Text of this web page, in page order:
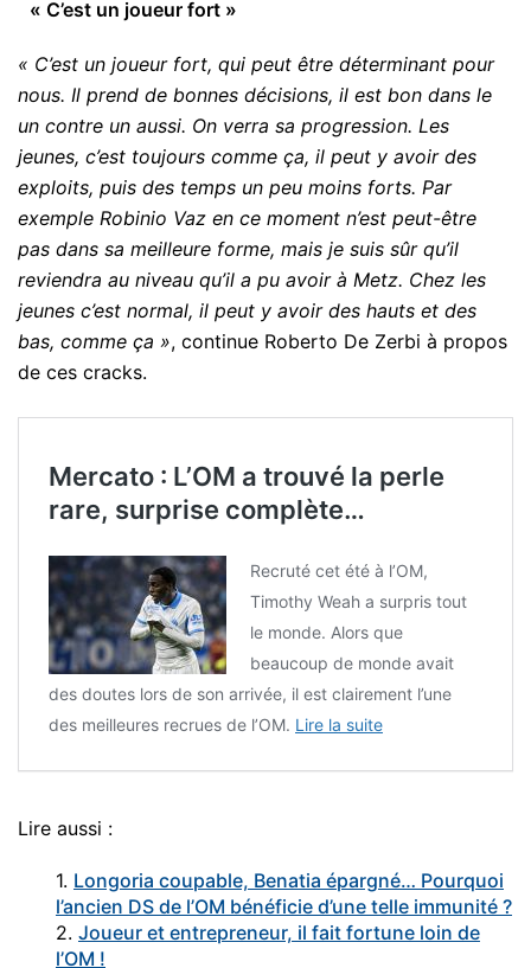
« C’est un joueur fort »
« C’est un joueur fort, qui peut être déterminant pour
nous. Il prend de bonnes décisions, il est bon dans le
un contre un aussi. On verra sa progression. Les
jeunes, c’est toujours comme ça, il peut y avoir des
exploits, puis des temps un peu moins forts. Par
exemple Robinio Vaz en ce moment n’est peut-être
pas dans sa meilleure forme, mais je suis sûr qu’il
reviendra au niveau qu’il a pu avoir à Metz. Chez les
jeunes c’est normal, il peut y avoir des hauts et des
bas, comme ça », continue Roberto De Zerbi à propos
de ces cracks.
Mercato : L’OM a trouvé la perle
rare, surprise complète…
Recruté cet été à l’OM,
Timothy Weah a surpris tout
le monde. Alors que
beaucoup de monde avait
des doutes lors de son arrivée, il est clairement l’une
des meilleures recrues de l’OM. Lire la suite
Lire aussi :
1. Longoria coupable, Benatia épargné… Pourquoi
l’ancien DS de l’OM bénéficie d’une telle immunité ?
2. Joueur et entrepreneur, il fait fortune loin de
l’OM !